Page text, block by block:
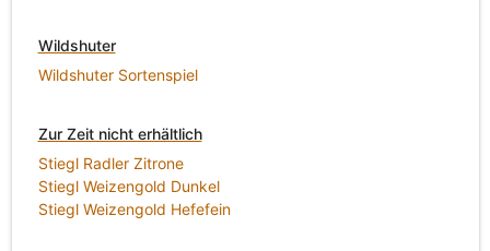
Wildshuter
Wildshuter Sortenspiel
Zur Zeit nicht erhältlich
Stiegl Radler Zitrone
Stiegl Weizengold Dunkel
Stiegl Weizengold Hefefein